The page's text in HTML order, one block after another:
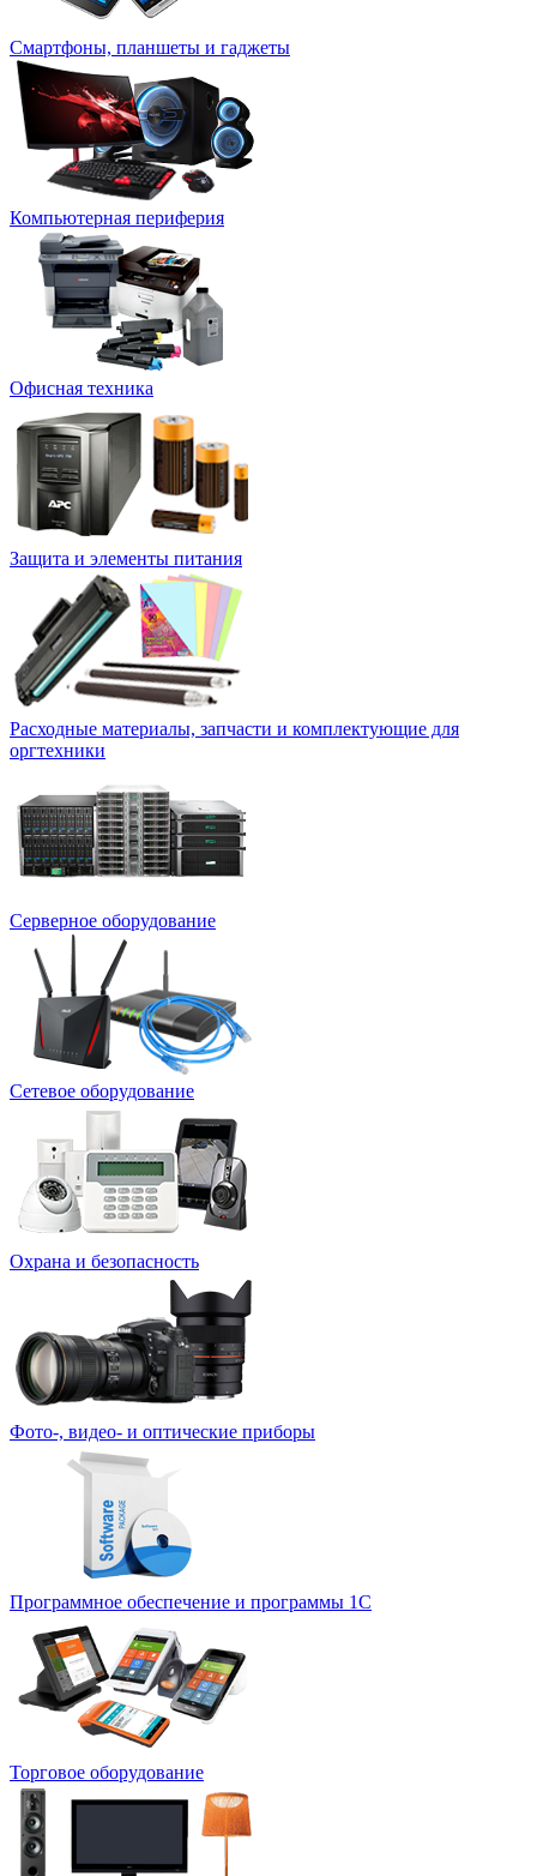
Смартфоны, планшеты и гаджеты
Компьютерная периферия
Офисная техника
Защита и элементы питания
Расходные материалы, запчасти и комплектующие для
оргтехники
Серверное оборудование
Сетевое оборудование
Охрана и безопасность
Фото-, видео- и оптические приборы
Программное обеспечение и программы 1С
Торговое оборудование